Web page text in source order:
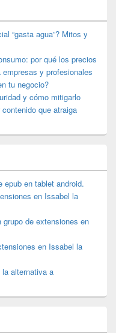
“gasta agua”? Mitos y
por qué los precios
y profesionales
tu negocio?
y cómo mitigarlo
que atraiga
epub en tablet android.
en Issabel la
grupo de extensiones en
en Issabel la
alternativa a